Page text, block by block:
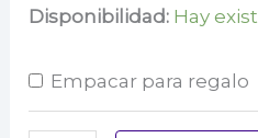
Disponibilidad: Hay
Empacar para regalo